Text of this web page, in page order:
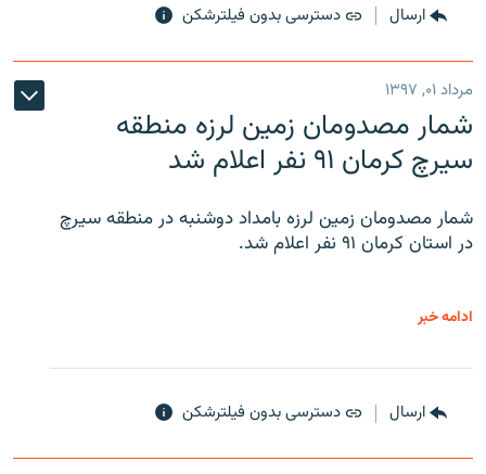
ارسال دسترسی بدون فیلترشکن
مرداد ۰۱, ۱۳۹۷
شمار مصدومان زمین لرزه منطقه
سیرچ کرمان ۹۱ نفر اعلام شد
شمار مصدومان زمین لرزه بامداد دوشنبه در منطقه سیرچ
در استان کرمان ۹۱ نفر اعلام شد.
ادامه خبر
ارسال دسترسی بدون فیلترشکن